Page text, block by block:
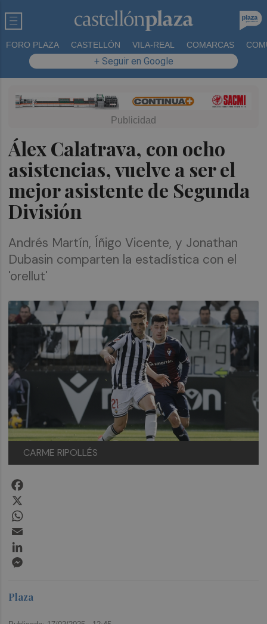
FORO PLAZA CASTELLÓN VILA-REAL COMARCAS
+ Seguir en Google
Álex Calatrava, con ocho
asistencias, vuelve a ser el
mejor asistente de Segunda
División
Andrés Martín, Íñigo Vicente, y Jonathan
Dubasin comparten la estadística con el
'orellut'
CARME RIPOLLÉS
Plaza